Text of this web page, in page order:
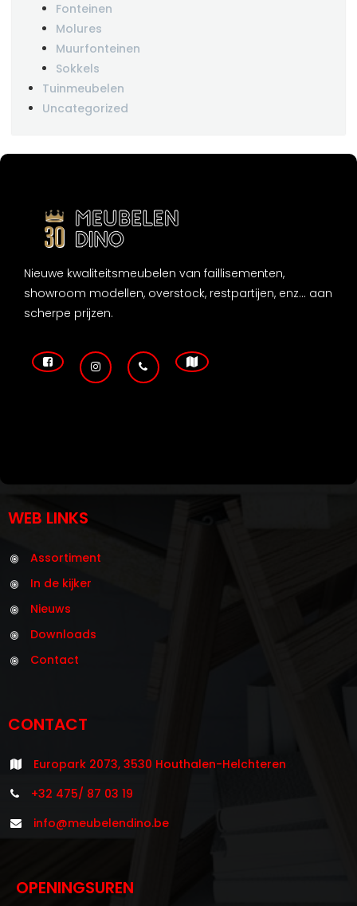
Fonteinen
Molures
Muurfonteinen
Sokkels
Tuinmeubelen
Uncategorized
Nieuwe kwaliteitsmeubelen van faillisementen,
showroom modellen, overstock, restpartijen, enz... aan
scherpe prijzen.
WEB LINKS
Assortiment
In de kijker
Nieuws
Downloads
Contact
CONTACT
Europark 2073, 3530 Houthalen-Helchteren
+32 475/ 87 03 19
info@meubelendino.be
OPENINGSUREN